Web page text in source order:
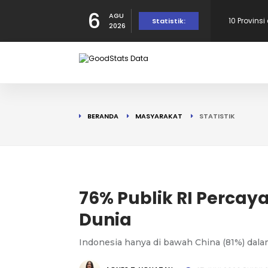
6
AGU
2026
Statistik: 10
10
BERANDA MASYARAKAT STATISTIK
76% Publik RI
Dunia
Indonesia hanya di bawah China (81%)